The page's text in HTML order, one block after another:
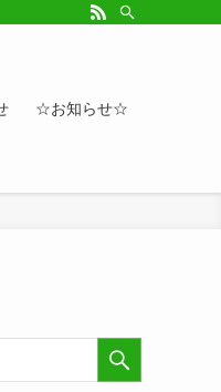
へのイベント情報や講座登録もど
☆お知らせ☆